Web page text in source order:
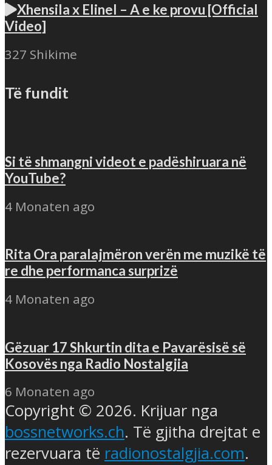
Xhensila x Elinel – A e ke provu [Official
Video]
327 Shikime
Të fundit
Si të shmangni videot e padëshiruara në
YouTube?
4 Monaten ago
Rita Ora paralajmëron verën me muzikë të
re dhe performanca surprizë
4 Monaten ago
Gëzuar 17 Shkurtin dita e Pavarësisë së
Kosovës nga Radio Nostalgjia
6 Monaten ago
Copyright © 2026. Krijuar nga
bossnetworks.ch. Të gjitha drejtat e
rezervuara të radionostalgjia.com.